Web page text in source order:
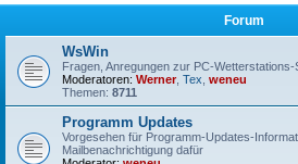
Forum
WsWin
Fragen, Anregungen zur PC-Wetterstations-
Moderatoren: Werner, Tex weneu
Themen: 8711
Programm Updates
Vorgesehen für Programm-Updates-
Mailbenachrichtigung dafür